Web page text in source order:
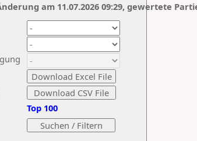
Top 100
am 11.07.2026 09:29, gewertete